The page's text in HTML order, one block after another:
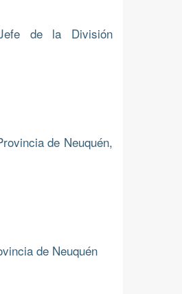
de la División
de Neuquén,
de Neuquén